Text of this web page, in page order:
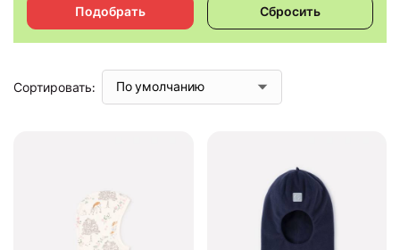
Подобрать Сбросить
Сортировать: